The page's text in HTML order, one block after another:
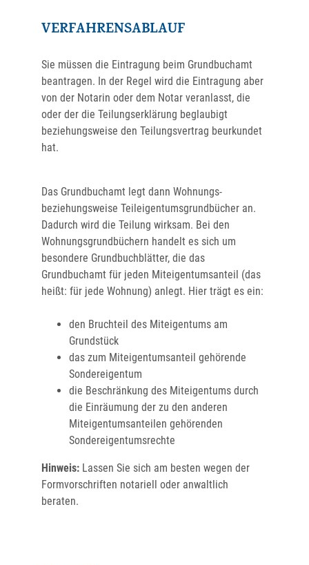
VERFAHRENSABLAUF
Sie müssen die Eintragung beim Grundbuchamt
beantragen. In der Regel wird die Eintragung aber
von der Notarin oder dem Notar veranlasst, die
oder der die Teilungserklärung beglaubigt
beziehungsweise den Teilungsvertrag beurkundet
hat.
Das Grundbuchamt legt dann Wohnungs-
beziehungsweise Teileigentumsgrundbücher an.
Dadurch wird die Teilung wirksam. Bei den
Wohnungsgrundbüchern handelt es sich um
besondere Grundbuchblätter, die das
Grundbuchamt für jeden Miteigentumsanteil (das
heißt: für jede Wohnung) anlegt. Hier trägt es ein:
den Bruchteil des Miteigentums am
Grundstück
das zum Miteigentumsanteil gehörende
Sondereigentum
die Beschränkung des Miteigentums durch
die Einräumung der zu den anderen
Miteigentumsanteilen gehörenden
Sondereigentumsrechte
Hinweis: Lassen Sie sich am besten wegen der
Formvorschriften notariell oder anwaltlich
beraten.